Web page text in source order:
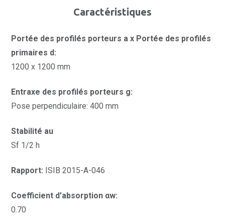
Caractéristiques
Portée des profilés porteurs a x Portée des profilés
primaires d:
1200 x 1200 mm
Entraxe des profilés porteurs g:
Pose perpendiculaire: 400 mm
Stabilité au
Sf 1/2 h
Rapport: ISIB 2015-A-046
Coefficient d’absorption αw:
0.70